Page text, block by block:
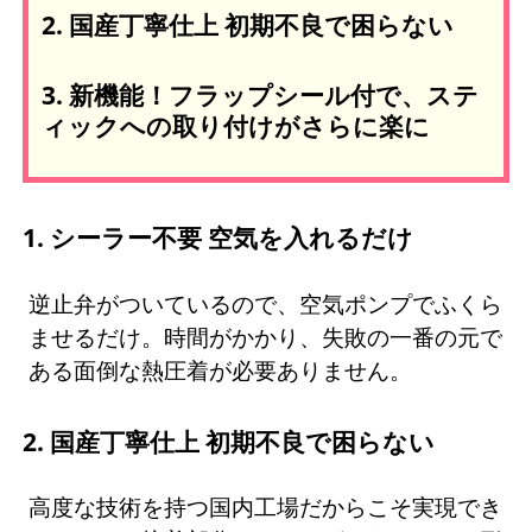
2. 国産丁寧仕上 初期不良で困らない
3. 新機能！フラップシール付で、ステ
ィックへの取り付けがさらに楽に
1. シーラー不要 空気を入れるだけ
逆止弁がついているので、空気ポンプでふくら
ませるだけ。時間がかかり、失敗の一番の元で
ある面倒な熱圧着が必要ありません。
2. 国産丁寧仕上 初期不良で困らない
高度な技術を持つ国内工場だからこそ実現でき